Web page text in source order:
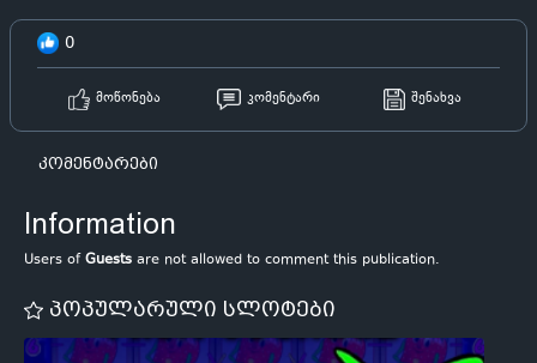
0
მოწონება კომენტარი შენახვა
კომენტარები
Information
Users ofGuests are not allowed to comment this publication.
პოპულარული სლოტები